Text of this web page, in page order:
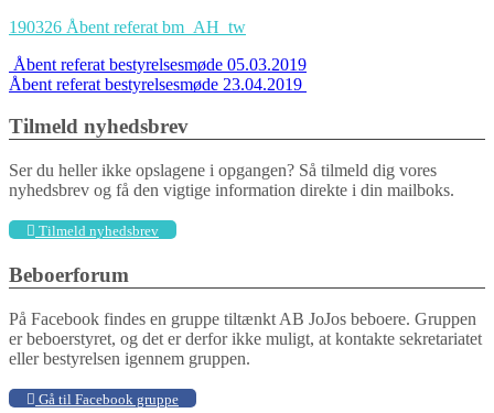
190326 Åbent referat bm_AH_tw
Indlægs
navigation
Åbent referat bestyrelsesmøde 05.03.2019
Åbent referat bestyrelsesmøde 23.04.2019
Tilmeld nyhedsbrev
Ser du heller ikke opslagene i opgangen? Så tilmeld dig vores
nyhedsbrev og få den vigtige information direkte i din mailboks.
Tilmeld nyhedsbrev
Beboerforum
På Facebook findes en gruppe tiltænkt AB JoJos beboere. Gruppen
er beboerstyret, og det er derfor ikke muligt, at kontakte sekretariatet
eller bestyrelsen igennem gruppen.
Gå til Facebook gruppe